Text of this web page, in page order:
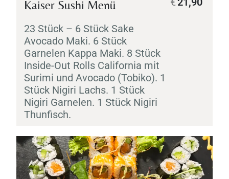
Kaiser Sushi Menü
23 Stück – 6 Stück Sake
Avocado Maki. 6 Stück
Garnelen Kappa Maki. 8 Stück
Inside-Out Rolls California mit
Surimi und Avocado (Tobiko). 1
Stück Nigiri Lachs. 1 Stück
Nigiri Garnelen. 1 Stück Nigiri
Thunfisch.